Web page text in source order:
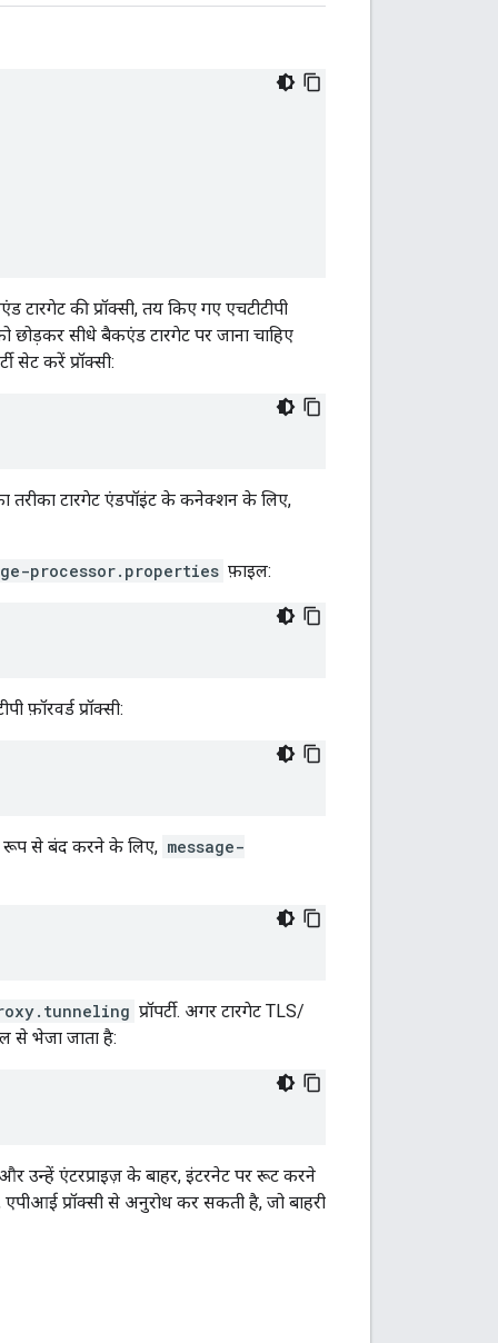
टारगेट की प्रॉक्सी, तय किए गए एचटीटीपी
छोड़कर सीधे बैकएंड टारगेट पर जाना चाहिए
सेट करें प्रॉक्सी:
तरीका टारगेट एंडपॉइंट के कनेक्शन के लिए,
processor.properties फ़ाइल:
प्रॉक्सी:
रूप से बंद करने के लिए, message-
प्रॉपर्टी. अगर टारगेट TLS/
से भेजा जाता है:
उन्हें एंटरप्राइज़ के बाहर, इंटरनेट पर रूट करने
प्रॉक्सी से अनुरोध कर सकती है, जो बाहरी